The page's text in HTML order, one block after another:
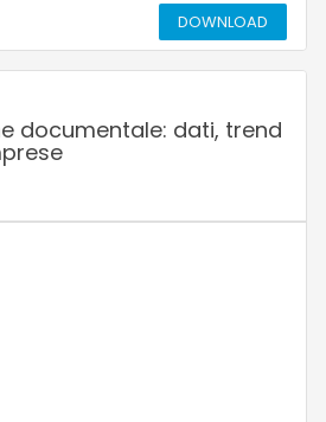
DOWNLOAD
documentale: dati, trend